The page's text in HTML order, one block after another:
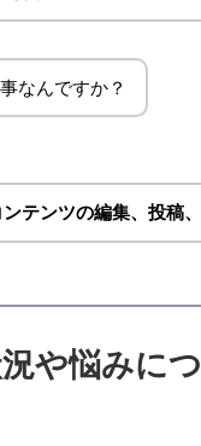
なんですか？
テンツの編集、投稿
や悩みに